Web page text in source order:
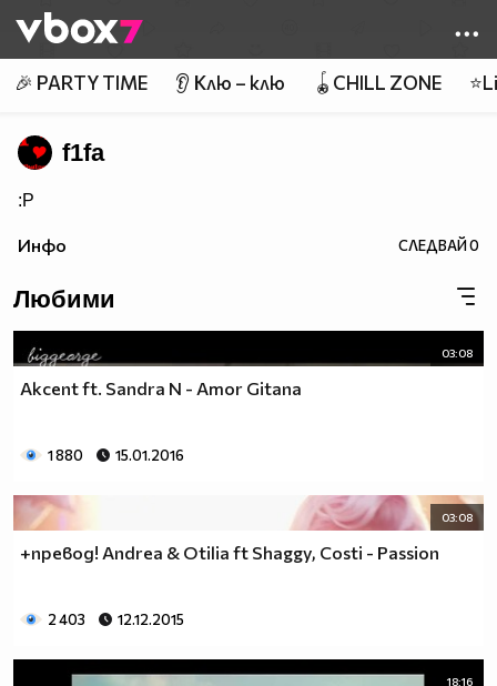
👾
🎉 PARTY TIME 👂 Клю – клю 🪀CHILL ZONE
f1fa
:P
Инфо СЛЕДВАЙ0
Любими
03:08
Akcent ft. Sandra N - Amor Gitana
1 880 15.01.2016
03:08
+превод! Аndrea & Otilia ft Shaggy, Costi - Passion
2 403 12.12.2015
18:16